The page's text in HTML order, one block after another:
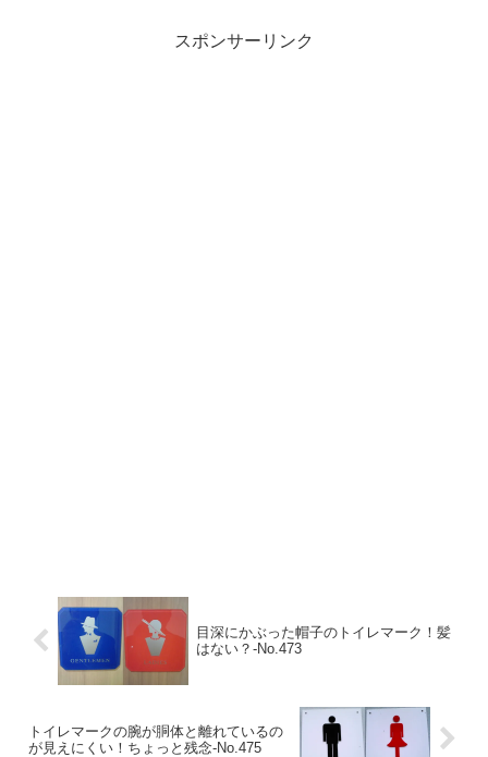
スポンサーリンク
目深にかぶった帽子のトイレマーク！髪
はない？‐No.473
トイレマークの腕が胴体と離れているの
が見えにくい！ちょっと残念‐No.475